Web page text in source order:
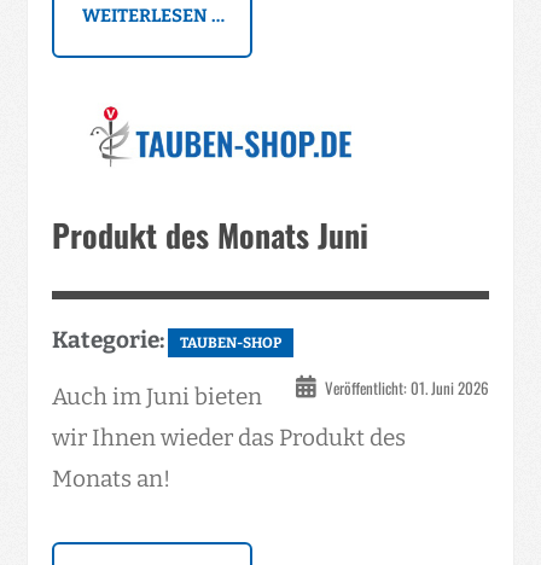
WEITERLESEN …
Produkt des Monats Juni
Kategorie: TAUBEN-SHOP
Veröffentlicht: 01. Juni 2026
Auch im Juni bieten
wir Ihnen wieder das Produkt des
Monats an!